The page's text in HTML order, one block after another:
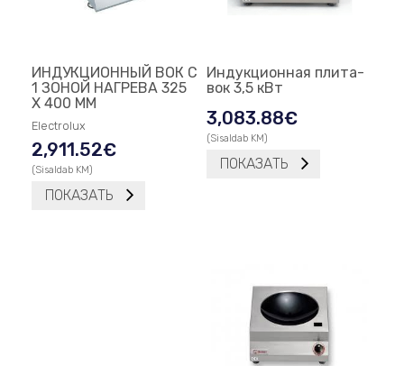
ИНДУКЦИОННЫЙ ВОК С
1 ЗОНОЙ НАГРЕВА 325
X 400 ММ
Electrolux
2,911.52€
(Sisaldab KM)
ПОКАЗАТЬ
Индукционная плита-
вок 3,5 кВт
3,083.88€
(Sisaldab KM)
ПОКАЗАТЬ